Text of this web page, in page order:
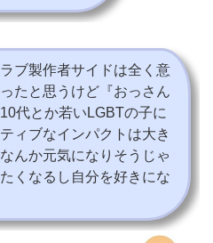
ブ製作者サイドは全く意
たと思うけど『おっさん
代とか若いLGBTの子に
ィブなインパクトは大き
んか元気になりそうじゃ
くなるし自分を好きにな